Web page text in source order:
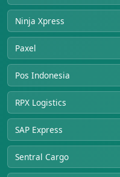
Ninja Xpress
Paxel
Pos Indonesia
RPX Logistics
SAP Express
Sentral Cargo